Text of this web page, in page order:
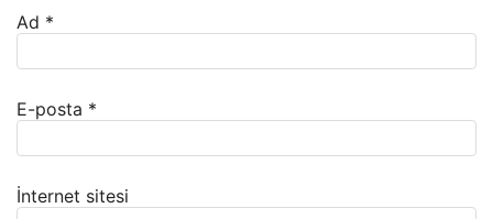
Ad *
E-posta *
İnternet sitesi